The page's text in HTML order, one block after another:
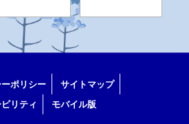
ポリシー
サイトマップ
リティ モバイル版